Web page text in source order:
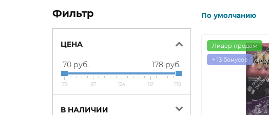
Фильтр
ЦЕНА
70 руб. 178 руб.
70 97 124 151 178
В НАЛИЧИИ
По умолчанию
Лидер продаж
+ 13 бонусов